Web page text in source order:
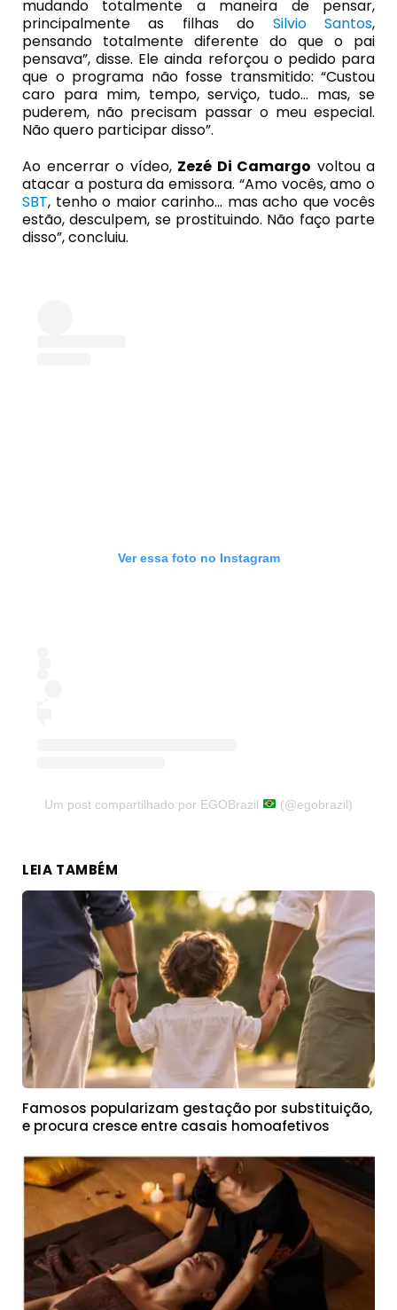
mudando totalmente a maneira de pensar,
principalmente as filhas do Silvio Santos,
pensando totalmente diferente do que o pai
pensava”, disse. Ele ainda reforçou o pedido para
que o programa não fosse transmitido: “Custou
caro para mim, tempo, serviço, tudo… mas, se
puderem, não precisam passar o meu especial.
Não quero participar disso”.
Ao encerrar o vídeo, Zezé Di Camargo voltou a
atacar a postura da emissora. “Amo vocês, amo o
SBT, tenho o maior carinho… mas acho que vocês
estão, desculpem, se prostituindo. Não faço parte
disso”, concluiu.
Ver essa foto no Instagram
Um post compartilhado por EGOBrazil (@egobrazil)
LEIA TAMBÉM
Famosos popularizam gestação por substituição,
e procura cresce entre casais homoafetivos